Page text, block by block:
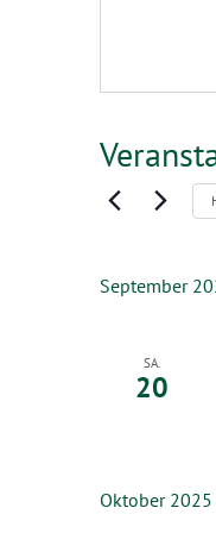
September
SA.
20
Oktober 2025